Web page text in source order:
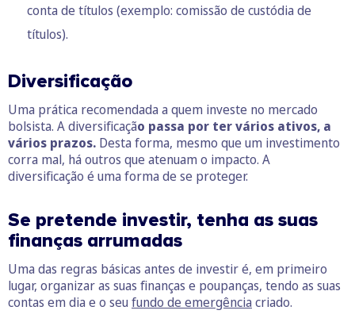
conta de títulos (exemplo: comissão de custódia de
títulos).
Diversificação
Uma prática recomendada a quem investe no mercado
bolsista. A diversificação passa por ter vários ativos, a
vários prazos. Desta forma, mesmo que um investimento
corra mal, há outros que atenuam o impacto. A
diversificação é uma forma de se proteger.
Se pretende investir, tenha as suas
finanças arrumadas
Uma das regras básicas antes de investir é, em primeiro
lugar, organizar as suas finanças e poupanças, tendo as suas
contas em dia e o seu fundo de emergência criado.